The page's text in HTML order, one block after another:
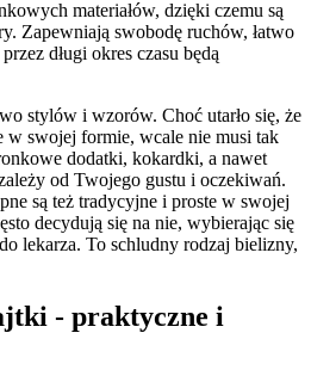
materiałów, dzięki czemu są
Zapewniają swobodę ruchów, łatwo
długi okres czasu będą
stylów i wzorów. Choć utarło się, że
w swojej formie, wcale nie musi tak
dodatki, kokardki, a nawet
od Twojego gustu i oczekiwań.
są też tradycyjne i proste w swojej
decydują się na nie, wybierając się
lekarza. To schludny rodzaj bielizny,
- praktyczne i